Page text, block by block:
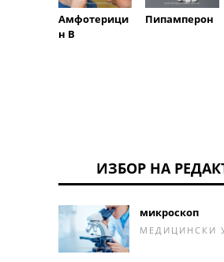
Амфотерици
н В
Пипамперон
ИЗБОР НА
микроскоп
МЕДИЦИНСКИ